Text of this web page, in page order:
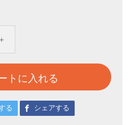
+
トに入れる
る シェアする